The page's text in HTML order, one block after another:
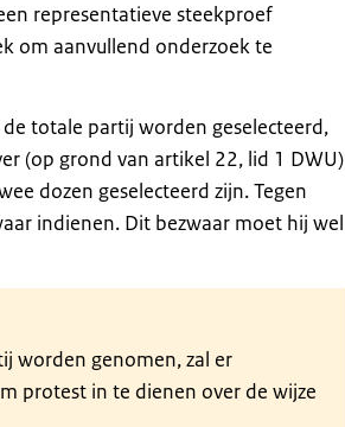
representatieve steekproef
om aanvullend onderzoek te
totale partij worden geselecteerd,
(op grond van artikel 22, lid 1 DWU)
dozen geselecteerd zijn. Tegen
indienen. Dit bezwaar moet hij wel
worden genomen, zal er
protest in te dienen over de wijze